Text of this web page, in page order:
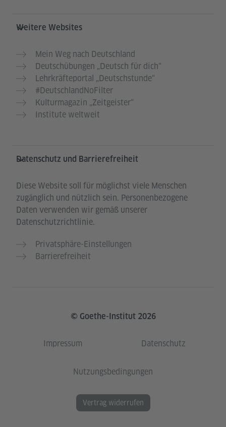
Weitere Websites
Mein Weg nach Deutschland
Deutschübungen „Deutsch für dich“
Lehrkräfteportal „Deutschstunde“
#DeutschlandNoFilter
Kulturmagazin „Zeitgeister“
Institute weltweit
Datenschutz und Barrierefreiheit
Diese Website soll für möglichst viele Menschen
zugänglich und nützlich sein. Personenbezogene
Daten verwenden wir gemäß unserer
Datenschutzrichtlinie.
Privatsphäre-Einstellungen
Barrierefreiheit
© Goethe-Institut 2026
Impressum Datenschutz
Nutzungsbedingungen
Vertrag widerrufen